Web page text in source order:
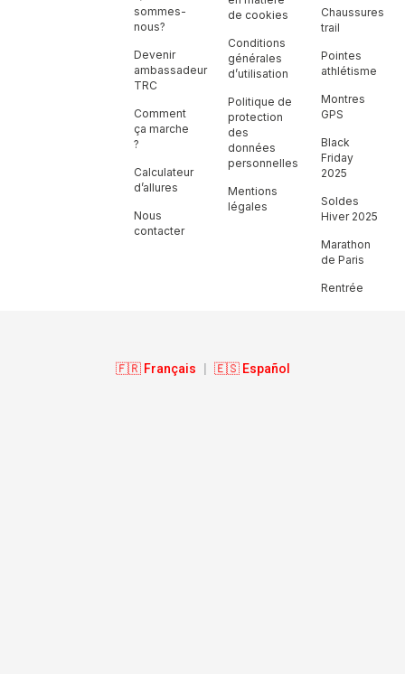
sommes-
nous?
Devenir
ambassadeur
TRC
Comment
ça marche
?
Calculateur
d’allures
Nous
contacter
de cookies
Conditions
générales
d’utilisation
Politique de
protection
des
données
personnelles
Mentions
légales
Chaussures
trail
Pointes
athlétisme
Montres
GPS
Black
Friday
2025
Soldes
Hiver 2025
Marathon
de Paris
Rentrée
🇫🇷 Français 🇪🇸 Español